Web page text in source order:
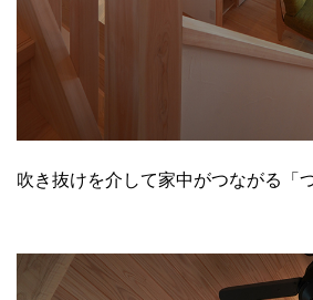
吹き抜けを介して家中がつながる「